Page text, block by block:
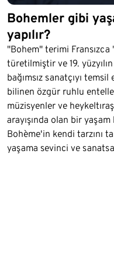
Bohemler gibi
yapılır?
"Bohem" terimi
türetilmiştir ve 19.
bağımsız sanatçıyı
bilinen özgür ruhlu
müzisyenler ve
arayışında olan bir
Bohème'in kendi tarzını
yaşama sevinci ve